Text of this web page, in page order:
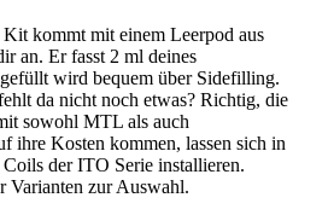
kommt mit einem Leerpod aus
an. Er fasst 2 ml deines
wird bequem über Sidefilling.
da nicht noch etwas? Richtig, die
sowohl MTL als auch
ihre Kosten kommen, lassen sich in
der ITO Serie installieren.
Varianten zur Auswahl.